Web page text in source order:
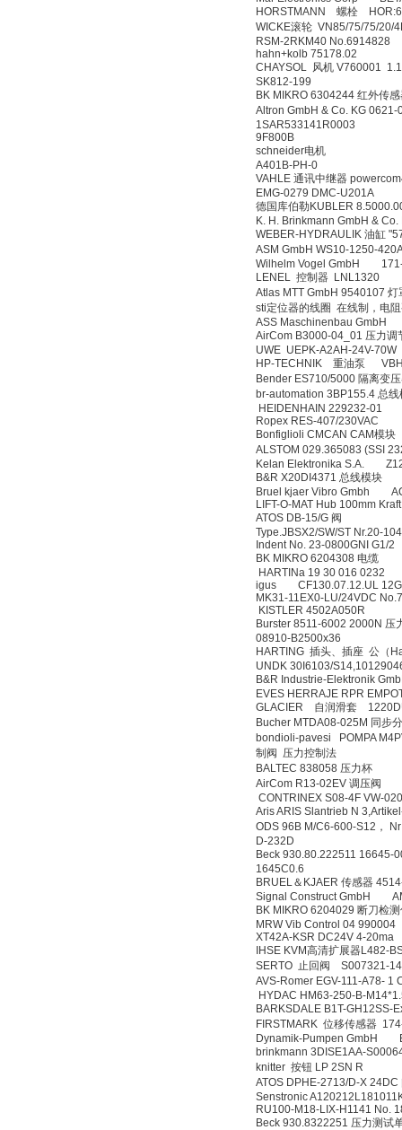
HORSTMANN 螺栓
WICKE滚轮 VN85/75/75/20/
RSM-2RKM40 No.6914828
hahn+kolb 75178.02
CHAYSOL 风机 V760001
SK812-199
BK MIKRO 6304244 红外传
Altron GmbH & Co. KG
1SAR533141R0003
9F800B
schneider电机
A401B-PH-0
VAHLE 通讯中继器
EMG-0279 DMC-U201A
德国库伯勒KUBLER
K. H. Brinkmann GmbH &
WEBER-HYDRAULIK 油缸
ASM GmbH WS10-1250-
Wilhelm Vogel GmbH
LENEL 控制器 LNL1320
Atlas MTT GmbH 9540107 灯
sti定位器的线圈 在线制，电
ASS Maschinenbau
AirCom B3000-04_01 压力调
UWE UEPK-A2AH-24V-70W
HP-TECHNIK 重油泵
Bender ES710/5000 隔离变
br-automation 3BP155.4 总线
HEIDENHAIN 229232-01
Ropex RES-407/230VAC
Bonfiglioli CMCAN CAM模块
ALSTOM 029.365083 (SSI
Kelan Elektronika S.A.
B&R X20DI4371 总线模块
Bruel kjaer Vibro Gmbh
LIFT-O-MAT Hub 100mm
ATOS DB-15/G 阀
Type.JBSX2/SW/ST Nr.20-
Indent No. 23-0800GNI G1/2
BK MIKRO 6204308 电缆
HARTINa 19 30 016 0232
igus CF130.07.12.UL
MK31-11EX0-LU/24VDC
KISTLER 4502A050R
Burster 8511-6002 2000N 压
08910-B2500x36
HARTING 插头、插座 公
UNDK 30I6103/
B&R Industrie-Elektronik
EVES HERRAJE RPR
GLACIER 自润滑套
Bucher MTDA08-025M 同步
bondioli-pavesi POMPA
制阀 压力控制法
BALTEC 838058 压力杯
AirCom R13-02EV 调压阀
CONTRINEX S08-4F VW-
Aris ARIS Slantrieb N
ODS 96B M/C6-600-S12，
D-232D
Beck 930.80.222511 16645-
1645C0.6
BRUEL＆KJAER 传感器
Signal Construct GmbH
BK MIKRO 6204029 断刀检
MRW Vib Control 04 990004
XT42A-KSR DC24V 4-20ma
IHSE KVM高清扩展器L482-
SERTO 止回阀 S007321-14
AVS-Romer EGV-111-A78- 1
HYDAC HM63-250-B-
BARKSDALE B1T-GH12SS-
FIRSTMARK 位移传感器
Dynamik-Pumpen GmbH
brinkmann 3DISE1AA-
knitter 按钮 LP 2SN R
ATOS DPHE-2713/D-X 24DC
Senstronic
RU100-M18-LIX-H1141 No.
Beck 930.8322251 压力测试